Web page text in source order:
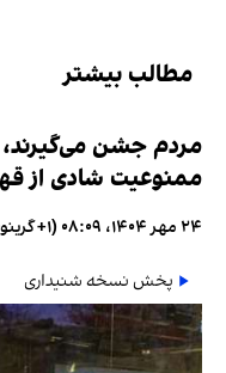
مطالب بیشتر
مردم جشن
ممنوعیت شادی از
۲۴ مهر ۱۴۰۴، ۰۸:۰۹ (‎+۱ گرینویچ)
پخش نسخه شنیداری